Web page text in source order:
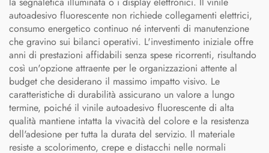
autoadesivo fluorescente non richiede collegamenti elettrici,
consumo energetico continuo né interventi di manutenzione
che gravino sui bilanci operativi. L'investimento iniziale offre
anni di prestazioni affidabili senza spese ricorrenti, risultando
così un'opzione attraente per le organizzazioni attente al
budget che desiderano il massimo impatto visivo. Le
caratteristiche di durabilità assicurano un valore a lungo
termine, poiché il vinile autoadesivo fluorescente di alta
qualità mantiene intatta la vivacità del colore e la resistenza
dell'adesione per tutta la durata del servizio. Il materiale
resiste a scolorimento, crepe e distacchi nelle normali